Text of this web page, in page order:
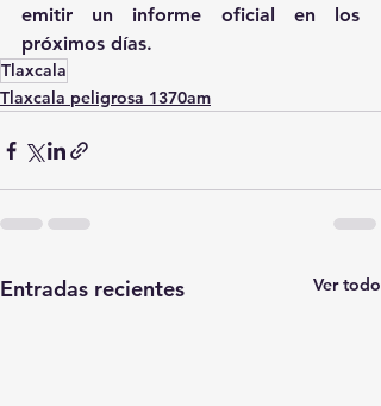
emitir un informe oficial en los
próximos días.
Tlaxcala
Tlaxcala peligrosa 1370am
Entradas recientes Ver todo